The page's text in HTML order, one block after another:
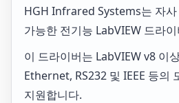
HGH Infrared Systems는 자사
가능한 전기능 LabVIEW 드라
이 드라이버는 LabVIEW v8 이
Ethernet, RS232 및 IEEE 등의
지원합니다.